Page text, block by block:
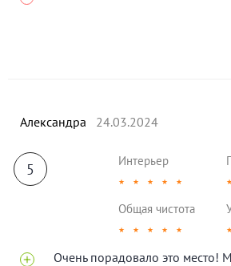
Александра 24.03.2024
5 Интерьер
★ ★ ★ ★ ★ ★
Общая чистота
★ ★ ★ ★ ★ ★
Очень порадовало это место!